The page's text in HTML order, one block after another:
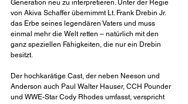
Generation neu zu interpretieren. Unter der Regie
von Akiva Schaffer übernimmt Lt. Frank Drebin Jr.
das Erbe seines legendären Vaters und muss
einmal mehr die Welt retten – natürlich mit den
ganz speziellen Fähigkeiten, die nur ein Drebin
besitzt.
Der hochkarätige Cast, der neben Neeson und
Anderson auch Paul Walter Hauser, CCH Pounder
und WWE-Star Cody Rhodes umfasst, verspricht